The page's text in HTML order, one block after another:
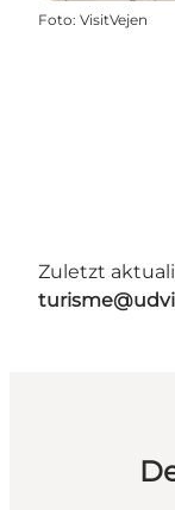
Foto: VisitVejen
Zuletzt